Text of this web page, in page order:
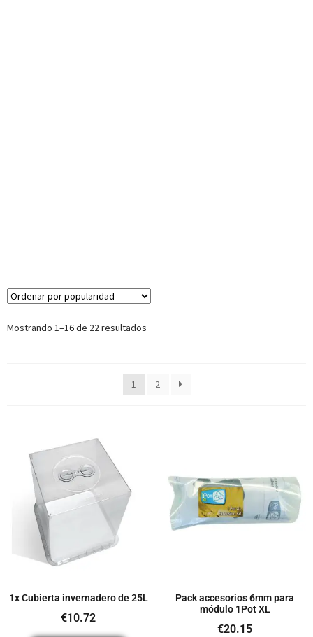
Mostrando 1–16 de 22 resultados
1 2
1x Cubierta invernadero de 25L
€10.72
Pack accesorios 6mm para
módulo 1Pot XL
€20.15